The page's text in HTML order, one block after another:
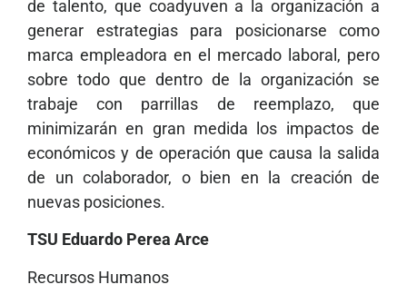
de talento, que coadyuven a la organización a
generar estrategias para posicionarse como
marca empleadora en el mercado laboral, pero
sobre todo que dentro de la organización se
trabaje con parrillas de reemplazo, que
minimizarán en gran medida los impactos de
económicos y de operación que causa la salida
de un colaborador, o bien en la creación de
nuevas posiciones.
TSU Eduardo Perea Arce
Recursos Humanos